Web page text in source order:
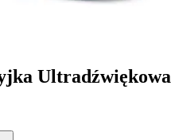
Ultradźwiękowa